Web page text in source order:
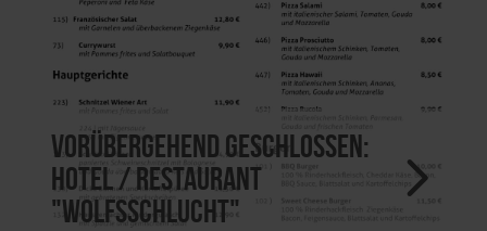
Vorübergehend geschlossen:
Hotel / Restaurant
"Wolfsschlucht"